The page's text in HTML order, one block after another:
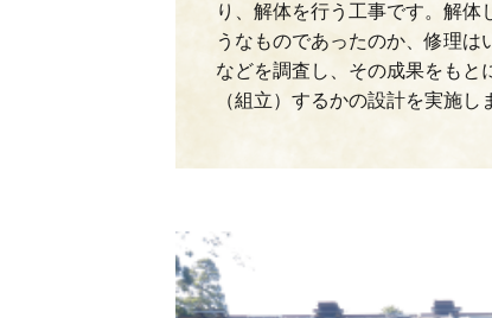
り、解体を行う工事です。解体
うなものであったのか、修理
などを調査し、その成果をもと
（組立）するかの設計を実施し